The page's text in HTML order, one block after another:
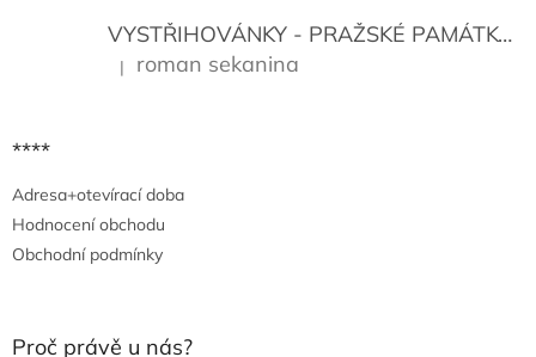
VYSTŘIHOVÁNKY - PRAŽSKÉ PAMÁTKY
Hodnocení produktu je 5 z 5 hvězdiček.
| roman sekanina
****
Adresa+otevírací doba
Hodnocení obchodu
Obchodní podmínky
Proč právě u nás?